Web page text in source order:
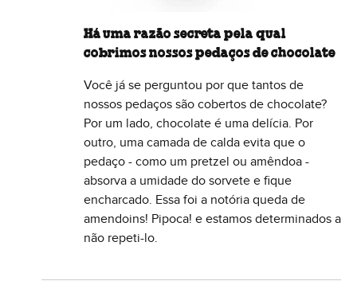
Há uma razão secreta pela qual
cobrimos nossos pedaços de chocolate
Você já se perguntou por que tantos de
nossos pedaços são cobertos de chocolate?
Por um lado, chocolate é uma delícia. Por
outro, uma camada de calda evita que o
pedaço - como um pretzel ou amêndoa -
absorva a umidade do sorvete e fique
encharcado. Essa foi a notória queda de
amendoins! Pipoca! e estamos determinados a
não repeti-lo.